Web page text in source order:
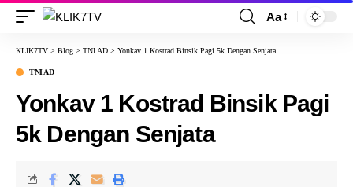
Aa
KLIK7TV > Blog > TNI AD > Yonkav 1 Kostrad Binsik Pagi 5k Dengan Senjata
TNI AD
Yonkav 1 Kostrad Binsik Pagi
5k Dengan Senjata